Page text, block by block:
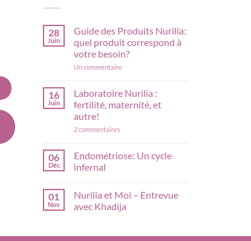
28
Juin
Guide des Produits Nurilia:
quel produit correspond à
votre besoin?
Un commentairesur
Produits
Nurilia:
quel
16
Juin
Laboratoire Nurilia :
fertilité, maternité, et
autre!
2 commentaires
fertilité,
06
Déc
Endométriose: Un cycle
infernal
sur
Endométriose:
Un
01
Nov
Nurilia et Moi – Entrevue
avec Khadija